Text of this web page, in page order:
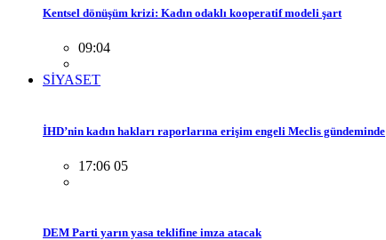
Kentsel dönüşüm krizi: Kadın odaklı kooperatif modeli şart
09:04
SİYASET
İHD’nin kadın hakları raporlarına erişim engeli Meclis gündeminde
17:06 05
DEM Parti yarın yasa teklifine imza atacak